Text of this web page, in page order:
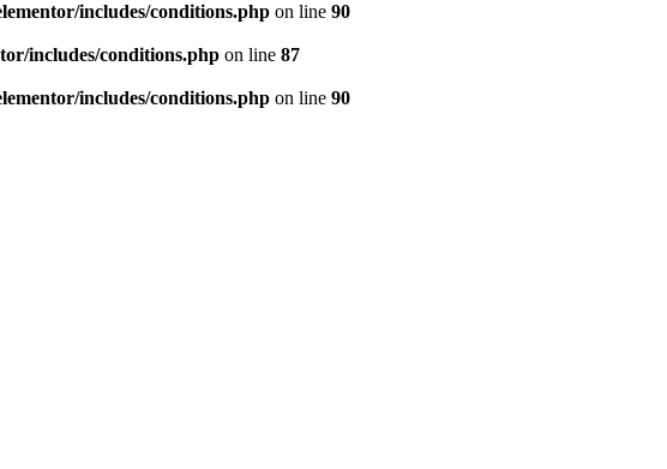
includes/conditions.php on line 90
includes/conditions.php on line 87
includes/conditions.php on line 90